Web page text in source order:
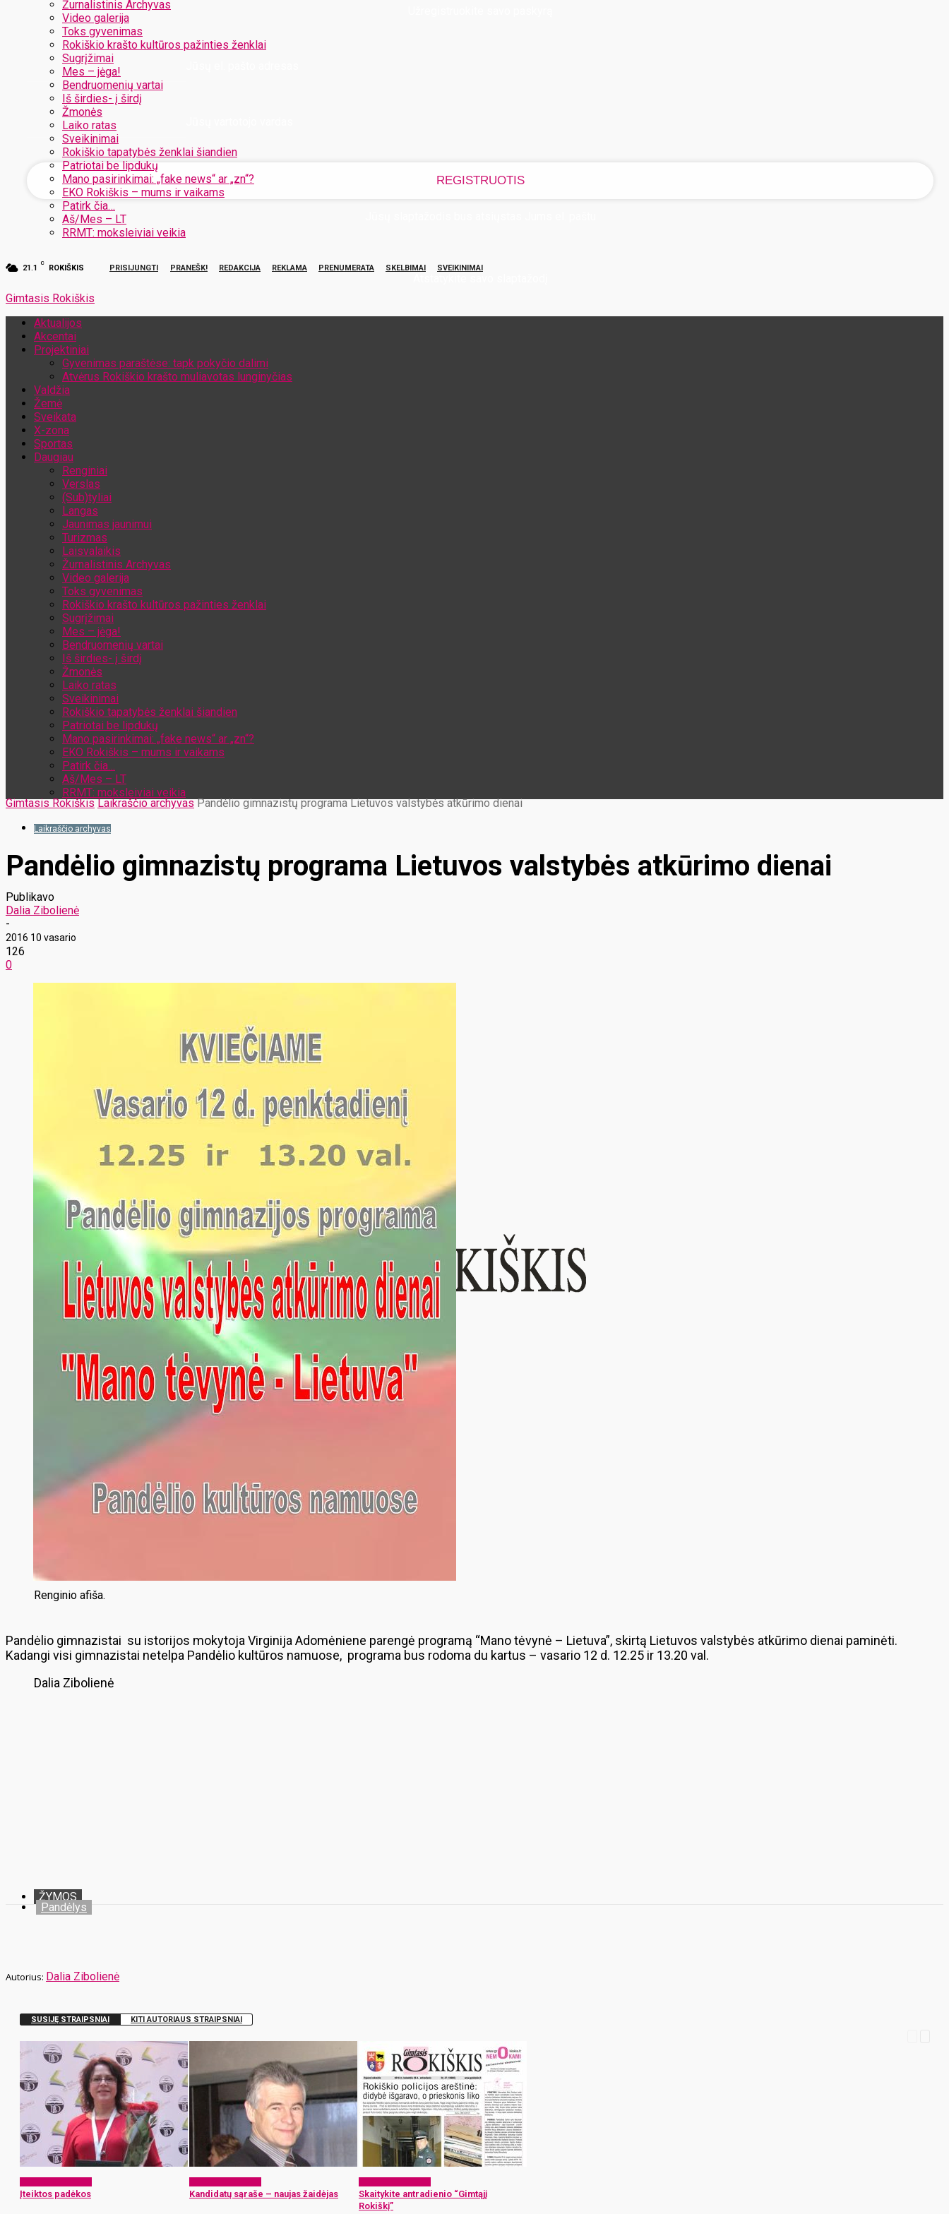
Žurnalistinis Archyvas
Video galerija
Toks gyvenimas
Rokiškio krašto kultūros pažinties ženklai
Sugrįžimai
Mes – jėga!
Bendruomenių vartai
Iš širdies- į širdį
Žmonės
Laiko ratas
Sveikinimai
Rokiškio tapatybės ženklai šiandien
Patriotai be lipdukų
Mano pasirinkimai: „fake news“ ar „zn“?
EKO Rokiškis – mums ir vaikams
Patirk čia…
Aš/Mes – LT
RRMT: moksleiviai veikia
21.1
C
ROKIŠKIS PRISIJUNGTI PRANEŠK! REDAKCIJA REKLAMA PRENUMERATA SKELBIMAI SVEIKINIMAI
Gimtasis Rokiškis
Aktualijos
Akcentai
Projektiniai
Gyvenimas paraštėse: tapk pokyčio dalimi
Atvėrus Rokiškio krašto muliavotas lunginyčias
Valdžia
Žemė
Sveikata
X-zona
Sportas
Daugiau
Renginiai
Verslas
(Sub)tyliai
Langas
Jaunimas jaunimui
Turizmas
Laisvalaikis
Žurnalistinis Archyvas
Video galerija
Toks gyvenimas
Rokiškio krašto kultūros pažinties ženklai
Sugrįžimai
Mes – jėga!
Bendruomenių vartai
Iš širdies- į širdį
Žmonės
Laiko ratas
Sveikinimai
Rokiškio tapatybės ženklai šiandien
Patriotai be lipdukų
Mano pasirinkimai: „fake news“ ar „zn“?
EKO Rokiškis – mums ir vaikams
Patirk čia…
Aš/Mes – LT
RRMT: moksleiviai veikia
Gimtasis Rokiškis Laikraščio archyvas Pandėlio gimnazistų programa Lietuvos valstybės atkūrimo dienai
Laikraščio archyvas
Pandėlio gimnazistų programa Lietuvos valstybės atkūrimo dienai
Publikavo
Dalia Zibolienė
-
2016 10 vasario
126
0
Renginio afiša.
Pandėlio gimnazistai su istorijos mokytoja Virginija Adomėniene parengė programą “Mano tėvynė – Lietuva”, skirtą Lietuvos valstybės atkūrimo dienai paminėti.
Kadangi visi gimnazistai netelpa Pandėlio kultūros namuose, programa bus rodoma du kartus – vasario 12 d. 12.25 ir 13.20 val.
Dalia Zibolienė
ŽYMOS
Pandėlys
Dalia Zibolienė
SUSIJĘ STRAIPSNIAI KITI AUTORIAUS STRAIPSNIAI
Įteiktos padėkos Kandidatų sąraše – naujas žaidėjas
Skaitykite antradienio “Gimtąjį
Rokiškį”